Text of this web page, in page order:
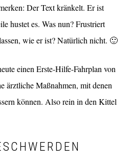
Der Text kränkelt. Er ist
hustet es. Was nun? Frustriert
wie er ist? Natürlich nicht. 🙂
einen Erste-Hilfe-Fahrplan von
ärztliche Maßnahmen, mit denen
können. Also rein in den Kittel